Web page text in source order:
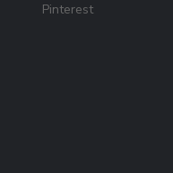
Pinterest